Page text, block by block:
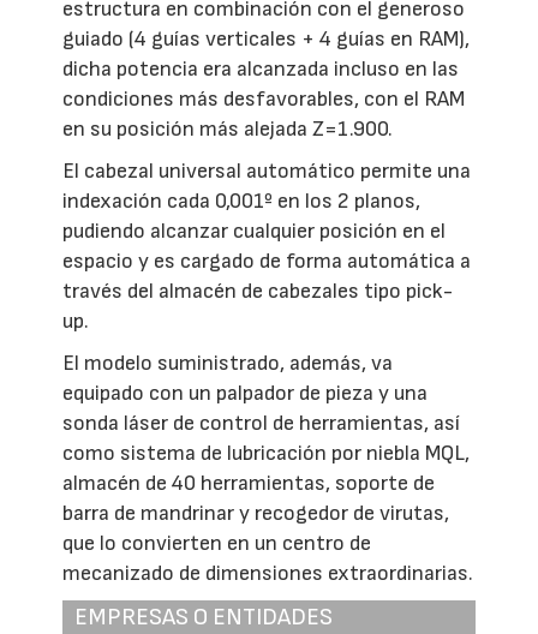
estructura en combinación con el generoso
guiado (4 guías verticales + 4 guías en RAM),
dicha potencia era alcanzada incluso en las
condiciones más desfavorables, con el RAM
en su posición más alejada Z=1.900.
El cabezal universal automático permite una
indexación cada 0,001º en los 2 planos,
pudiendo alcanzar cualquier posición en el
espacio y es cargado de forma automática a
través del almacén de cabezales tipo pick-
up.
El modelo suministrado, además, va
equipado con un palpador de pieza y una
sonda láser de control de herramientas, así
como sistema de lubricación por niebla MQL,
almacén de 40 herramientas, soporte de
barra de mandrinar y recogedor de virutas,
que lo convierten en un centro de
mecanizado de dimensiones extraordinarias.
EMPRESAS O ENTIDADES